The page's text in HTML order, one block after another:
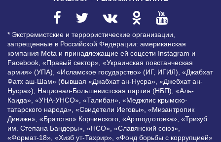
* Экстремистские и террористические организации,
запрещенные в Российской Федерации: американская
компания Meta и принадлежащие ей соцсети Instagram и
Facebook, «Правый сектор», «Украинская повстанческая
армия» (УПА), «Исламское государство» (ИГ, ИГИЛ), «Джабхат
Фатх аш-Шам» (бывшая «Джабхат ан-Нусра», «Джебхат ан-
Нусра»), Национал-Большевистская партия (НБП), «Аль-
Каида», «УНА-УНСО», «Талибан», «Меджлис крымско-
татарского народа», «Свидетели Иеговы», «Мизантропик
Дивижн», «Братство» Корчинского, «Артподготовка», «Тризуб
им. Степана Бандеры», «НСО», «Славянский союз»,
«Формат-18», «Хизб ут-Тахрир», «Фонд борьбы с коррупцией»